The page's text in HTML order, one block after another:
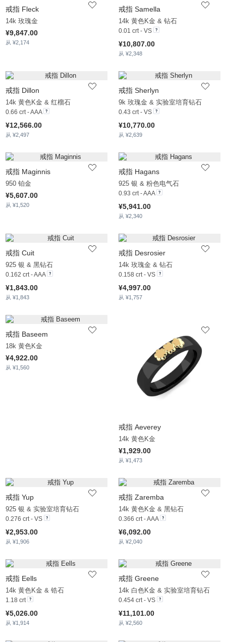
戒指 Fleck
14k 玫瑰金
¥9,847.00
从 ¥2,174
戒指 Samella
14k 黄色K金 & 钻石
0.01 crt - VS
¥10,807.00
从 ¥2,348
戒指 Dillon
14k 黄色K金 & 红榴石
0.66 crt - AAA
¥12,566.00
从 ¥2,497
戒指 Sherlyn
9k 玫瑰金 & 实验室培育钻石
0.43 crt - VS
¥10,770.00
从 ¥2,639
戒指 Maginnis
950 铂金
¥5,607.00
从 ¥1,520
戒指 Hagans
925 银 & 粉色电气石
0.93 crt - AAA
¥5,941.00
从 ¥2,340
戒指 Cuit
925 银 & 黑钻石
0.162 crt - AAA
¥1,843.00
从 ¥1,843
戒指 Desrosier
14k 玫瑰金 & 钻石
0.158 crt - VS
¥4,997.00
从 ¥1,757
戒指 Baseem
18k 黄色K金
¥4,922.00
从 ¥1,560
戒指 Aeverey
14k 黄色K金
¥1,929.00
从 ¥1,473
戒指 Yup
925 银 & 实验室培育钻石
0.276 crt - VS
¥2,953.00
从 ¥1,906
戒指 Zaremba
14k 黄色K金 & 黑钻石
0.366 crt - AAA
¥6,092.00
从 ¥2,040
戒指 Eells
14k 黄色K金 & 锆石
1.18 crt
¥5,026.00
从 ¥1,914
戒指 Greene
14k 白色K金 & 实验室培育钻石
0.454 crt - VS
¥11,101.00
从 ¥2,560